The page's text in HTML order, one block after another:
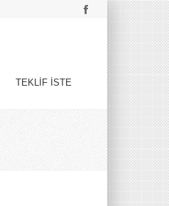
TEKLİF İSTE